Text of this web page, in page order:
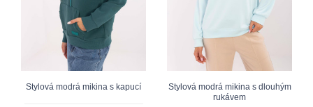
Stylová modrá mikina s kapucí
Stylová modrá mikina s dlouhým
rukávem